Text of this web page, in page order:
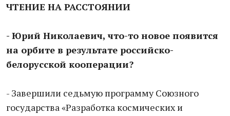
ЧТЕНИЕ НА РАССТОЯНИИ
- Юрий Николаевич, что-то новое появится
на орбите в результате российско-
белорусской кооперации?
- Завершили седьмую программу Союзного
государства «Разработка космических и